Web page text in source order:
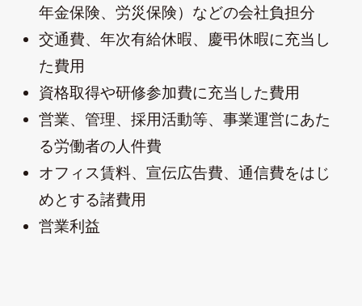
年金保険、労災保険）などの会社負担分
交通費、年次有給休暇、慶弔休暇に充当し
た費用
資格取得や研修参加費に充当した費用
営業、管理、採用活動等、事業運営にあた
る労働者の人件費
オフィス賃料、宣伝広告費、通信費をはじ
めとする諸費用
営業利益